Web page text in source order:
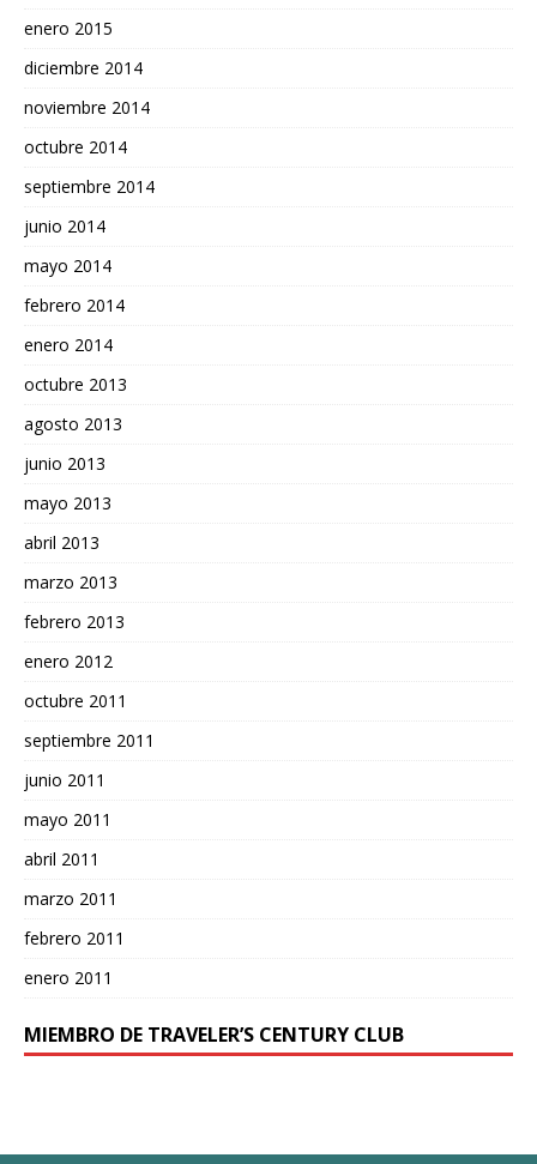
enero 2015
diciembre 2014
noviembre 2014
octubre 2014
septiembre 2014
junio 2014
mayo 2014
febrero 2014
enero 2014
octubre 2013
agosto 2013
junio 2013
mayo 2013
abril 2013
marzo 2013
febrero 2013
enero 2012
octubre 2011
septiembre 2011
junio 2011
mayo 2011
abril 2011
marzo 2011
febrero 2011
enero 2011
MIEMBRO DE TRAVELER’S CENTURY CLUB